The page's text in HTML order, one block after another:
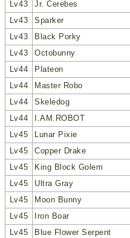
Lv43
Jr. Cerebes
Lv43
Sparker
Lv43
Black Porky
Lv43
Octobunny
Lv44
Plateon
Lv44
Master Robo
Lv44
Skeledog
Lv44
I.AM.ROBOT
Lv45
Lunar Pixie
Lv45
Copper Drake
Lv45
King Block Golem
Lv45
Ultra Gray
Lv45
Moon Bunny
Lv45
Iron Boar
Lv45
Blue Flower Serpent